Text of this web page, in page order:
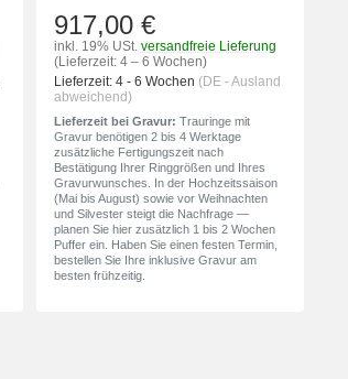
917,00 €
inkl. 19% USt. versandfreie Lieferung
(Lieferzeit: 4 – 6 Wochen)
Lieferzeit: 4 - 6 Wochen (DE - Ausland
abweichend)
Lieferzeit bei Gravur: Trauringe mit
Gravur benötigen 2 bis 4 Werktage
zusätzliche Fertigungszeit nach
Bestätigung Ihrer Ringgrößen und Ihres
Gravurwunsches. In der Hochzeitssaison
(Mai bis August) sowie vor Weihnachten
und Silvester steigt die Nachfrage —
planen Sie hier zusätzlich 1 bis 2 Wochen
Puffer ein. Haben Sie einen festen Termin,
bestellen Sie Ihre inklusive Gravur am
besten frühzeitig.